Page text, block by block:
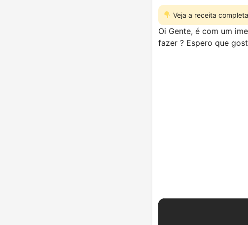
Veja a receita
Oi Gente, é com um
fazer ? Espero que